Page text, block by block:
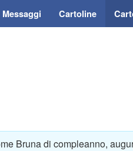
Messaggi Cartoline
Bruna di compleanno,